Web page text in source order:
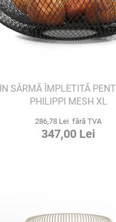
SÂRMĂ ÎMPLETITĂ
PHILIPPI MESH XL
286,78 Lei fără TVA
347,00 Lei